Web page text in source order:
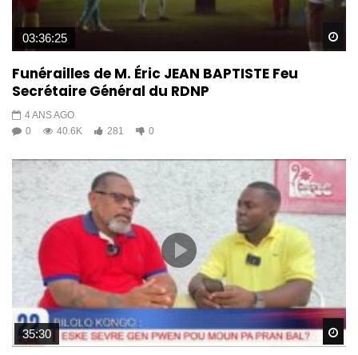
03:36:25
Funérailles de M. Éric JEAN BAPTISTE Feu
Secrétaire Général du RDNP
4 ANS AGO
0
40.6K 281 0
35:30